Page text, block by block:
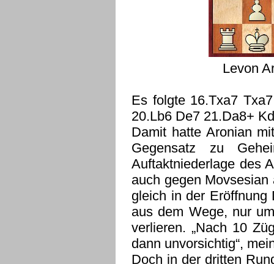
Levon
Es folgte 16.Txa7
20.Lb6 De7 21.Da8+
Damit hatte Aronian
Gegensatz zu
Auftaktniederlage des
auch gegen
gleich in der Eröffnung
aus dem Wege, nur
verlieren. „Nach 10
dann unvorsichtig“,
Doch in der dritten